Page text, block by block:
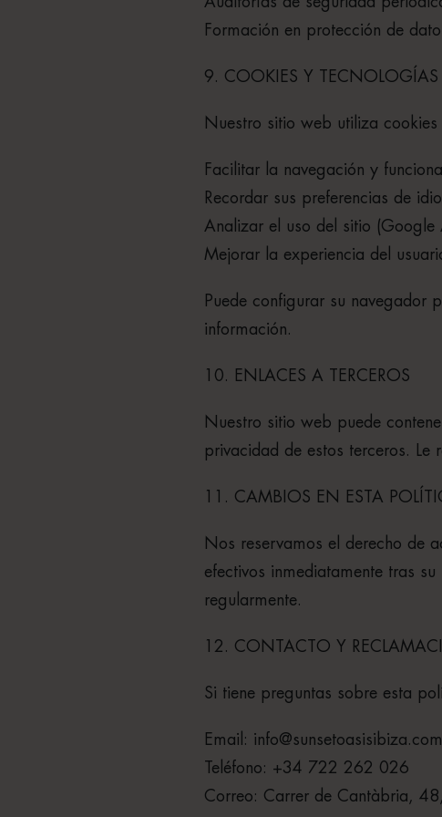
Formación en protección de
9. COOKIES Y
Nuestro sitio web utiliza cookies
Facilitar la navegación y
Recordar sus preferencias de
Analizar el uso del sitio (Google
Mejorar la experiencia del
Puede configurar su navegador
información.
10. ENLACES A TERCEROS
Nuestro sitio web puede
privacidad de estos terceros.
11. CAMBIOS EN ESTA
Nos reservamos el derecho de
efectivos inmediatamente tras
regularmente.
12. CONTACTO Y
Si tiene preguntas sobre esta
Email: info@sunsetoasisibiza.com
Teléfono: +34 722 262 026
Correo: Carrer de Cantàbria,